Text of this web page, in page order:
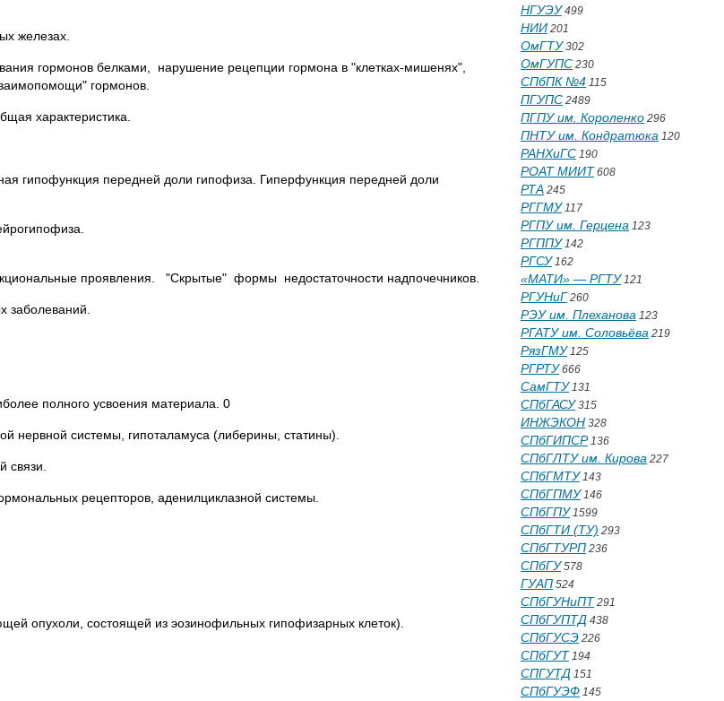
железах.
гормонов белками, нарушение рецепции гормона в "клетках-мишенях",
гормонов.
характеристика.
гипофункция передней доли гипофиза. Гиперфункция передней доли
проявления. "Скрытые" формы недостаточности надпочечников.
заболеваний.
полного усвоения материала. 0
нервной системы, гипоталамуса (либерины, статины).
связи.
рецепторов, аденилциклазной системы.
опухоли, состоящей из эозинофильных гипофизарных клеток).
НГУЭУ499
НИИ 201
ОмГТУ302
ОмГУПС 230
СПбПК №4 115
ПГУПС 2489
ПГПУ им. Короленко 296
ПНТУ им. Кондратюка 120
РАНХиГС 190
РОАТ МИИТ 608
РТА 245
РГГМУ117
РГПУ им. Герцена 123
РГППУ142
РГСУ162
«МАТИ» — РГТУ121
РГУНиГ 260
РЭУ им. Плеханова 123
РГАТУ им. Соловьёва 219
РязГМУ125
РГРТУ666
СамГТУ131
СПбГАСУ315
ИНЖЭКОН 328
СПбГИПСР136
СПбГЛТУ им. Кирова 227
СПбГМТУ143
СПбГПМУ146
СПбГПУ1599
СПбГТИ (ТУ) 293
СПбГТУРП 236
СПбГУ578
ГУАП 524
СПбГУНиПТ 291
СПбГУПТД 438
СПбГУСЭ 226
СПбГУТ 194
СПГУТД 151
СПбГУЭФ 145